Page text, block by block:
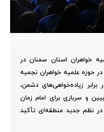
خواهران استان سمنان در
حوزه علمیه خواهران نجمیه
زیاده‌خواهی‌های دشمن،
و سربازی برای امام زمان
نظم جدید منطقه‌ای تأکید